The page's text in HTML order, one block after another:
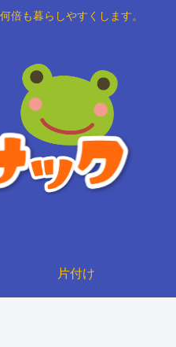
倍も暮らしやすくします。
片付け